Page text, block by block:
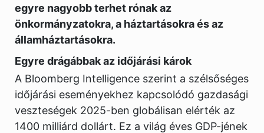
egyre nagyobb terhet rónak az
önkormányzatokra, a háztartásokra és az
államháztartásokra.
Egyre drágábbak az időjárási károk
A Bloomberg Intelligence szerint a szélsőséges
időjárási eseményekhez kapcsolódó gazdasági
veszteségek 2025-ben globálisan elérték az
1400 milliárd dollárt. Ez a világ éves GDP-jének